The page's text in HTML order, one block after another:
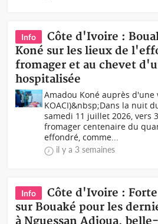
Info
Côte d'Ivoire :
Koné sur les lieux de
fromager et au chevet
hospitalisée
Amadou Koné auprès d'une
KOACI)&nbsp;Dans la nuit
samedi 11 juillet 2026, vers
fromager centenaire du
effondré, comme...
il y a 3 semaines
Info
Côte d'Ivoire :
sur Bouaké pour les